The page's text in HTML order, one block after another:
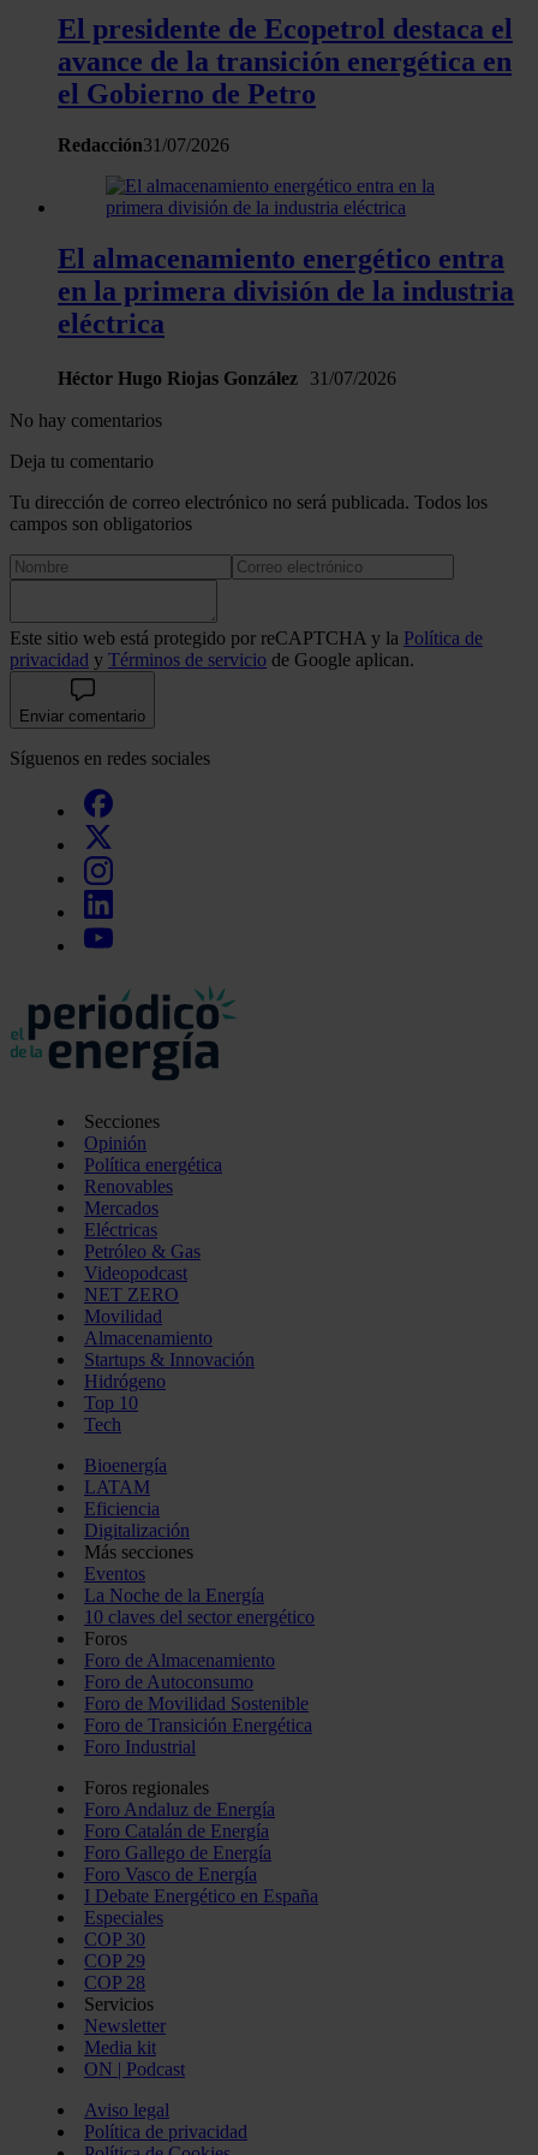
web, quienes pueden combinarla con otra información
que les haya proporcionado o que hayan recopilado a
partir del uso que haya hecho de sus servicios.
El presidente de Ecopetrol destaca el
avance de la transición energética en
el Gobierno de Petro
Redacción31/07/2026
El almacenamiento energético entra
en la primera división de la industria
eléctrica
Héctor Hugo Riojas González 31/07/2026
No hay comentarios
Deja tu comentario
Tu dirección de correo electrónico no será publicada. Todos los
campos son obligatorios
Este sitio web está protegido por reCAPTCHA y la Política de
privacidad y Términos de servicio de Google aplican.
Enviar comentario
Síguenos en redes sociales
Secciones
Opinión
Política energética
Renovables
Mercados
Eléctricas
Petróleo & Gas
Videopodcast
NET ZERO
Movilidad
Almacenamiento
Startups & Innovación
Hidrógeno
Top 10
Tech
Bioenergía
LATAM
Eficiencia
Digitalización
Más secciones
Eventos
La Noche de la Energía
10 claves del sector energético
Foros
Foro de Almacenamiento
Foro de Autoconsumo
Foro de Movilidad Sostenible
Foro de Transición Energética
Foro Industrial
Foros regionales
Foro Andaluz de Energía
Foro Catalán de Energía
Foro Gallego de Energía
Foro Vasco de Energía
I Debate Energético en España
Especiales
COP 30
COP 29
COP 28
Servicios
Newsletter
Media kit
ON | Podcast
Aviso legal
Política de privacidad